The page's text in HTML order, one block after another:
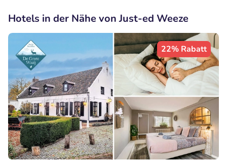
Hotels in der Nähe von Just-ed Weeze
22% Rabatt